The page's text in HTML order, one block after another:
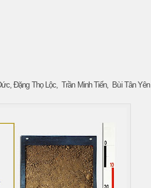
Đặng Thọ Lộc, Trần Minh Tiến, Bùi Tân Yên